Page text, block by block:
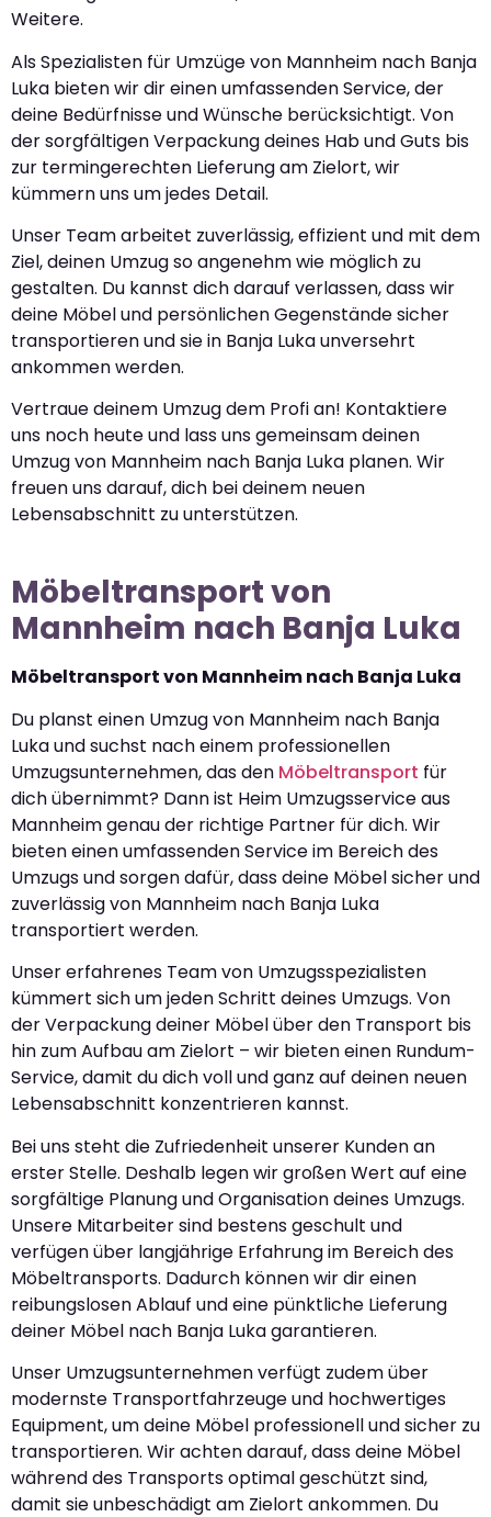
Weitere.
Als Spezialisten für Umzüge von Mannheim nach Banja
Luka bieten wir dir einen umfassenden Service, der
deine Bedürfnisse und Wünsche berücksichtigt. Von
der sorgfältigen Verpackung deines Hab und Guts bis
zur termingerechten Lieferung am Zielort, wir
kümmern uns um jedes Detail.
Unser Team arbeitet zuverlässig, effizient und mit dem
Ziel, deinen Umzug so angenehm wie möglich zu
gestalten. Du kannst dich darauf verlassen, dass wir
deine Möbel und persönlichen Gegenstände sicher
transportieren und sie in Banja Luka unversehrt
ankommen werden.
Vertraue deinem Umzug dem Profi an! Kontaktiere
uns noch heute und lass uns gemeinsam deinen
Umzug von Mannheim nach Banja Luka planen. Wir
freuen uns darauf, dich bei deinem neuen
Lebensabschnitt zu unterstützen.
Möbeltransport von
Mannheim nach Banja Luka
Möbeltransport von Mannheim nach Banja Luka
Du planst einen Umzug von Mannheim nach Banja
Luka und suchst nach einem professionellen
Umzugsunternehmen, das den Möbeltransport für
dich übernimmt? Dann ist Heim Umzugsservice aus
Mannheim genau der richtige Partner für dich. Wir
bieten einen umfassenden Service im Bereich des
Umzugs und sorgen dafür, dass deine Möbel sicher und
zuverlässig von Mannheim nach Banja Luka
transportiert werden.
Unser erfahrenes Team von Umzugsspezialisten
kümmert sich um jeden Schritt deines Umzugs. Von
der Verpackung deiner Möbel über den Transport bis
hin zum Aufbau am Zielort – wir bieten einen Rundum-
Service, damit du dich voll und ganz auf deinen neuen
Lebensabschnitt konzentrieren kannst.
Bei uns steht die Zufriedenheit unserer Kunden an
erster Stelle. Deshalb legen wir großen Wert auf eine
sorgfältige Planung und Organisation deines Umzugs.
Unsere Mitarbeiter sind bestens geschult und
verfügen über langjährige Erfahrung im Bereich des
Möbeltransports. Dadurch können wir dir einen
reibungslosen Ablauf und eine pünktliche Lieferung
deiner Möbel nach Banja Luka garantieren.
Unser Umzugsunternehmen verfügt zudem über
modernste Transportfahrzeuge und hochwertiges
Equipment, um deine Möbel professionell und sicher zu
transportieren. Wir achten darauf, dass deine Möbel
während des Transports optimal geschützt sind,
damit sie unbeschädigt am Zielort ankommen. Du